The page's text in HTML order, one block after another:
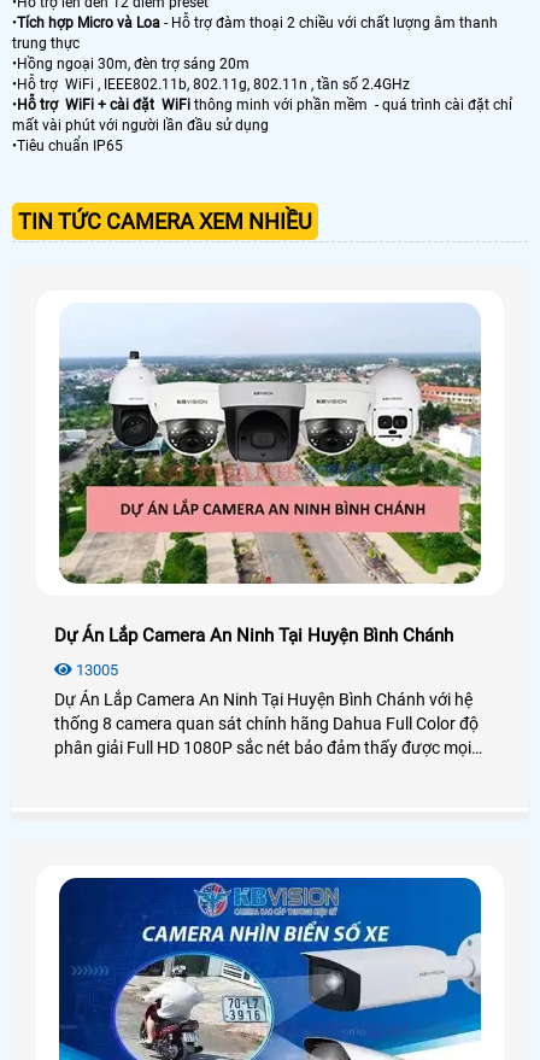
•Tích hợp Micro và Loa - Hỗ trợ đàm thoại 2 chiều với chất lượng âm thanh
trung thực
•Hồng ngoại 30m, đèn trợ sáng 20m
•Hỗ trợ WiFi , IEEE802.11b, 802.11g, 802.11n , tần số 2.4GHz
•Hỗ trợ WiFi + cài đặt WiFi thông minh với phần mềm - quá trình cài đặt chỉ
mất vài phút với người lần đầu sử dụng
•Tiêu chuẩn IP65
TIN TỨC CAMERA XEM NHIỀU
Dự Án Lắp Camera An Ninh Tại Huyện Bình Chánh
13005
Dự Án Lắp Camera An Ninh Tại Huyện Bình Chánh với hệ
thống 8 camera quan sát chính hãng Dahua Full Color độ
phân giải Full HD 1080P sắc nét bảo đảm thấy được mọi